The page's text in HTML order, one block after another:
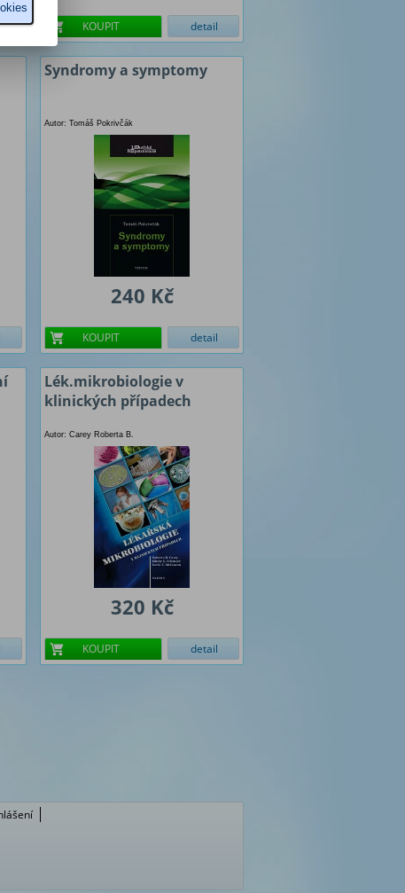
KOUPIT detail
Syndromy a symptomy
Autor: Tomáš Pokrivčák
240 Kč
KOUPIT detail
Lék.mikrobiologie v
klinických případech
Autor: Carey Roberta B.
320 Kč
KOUPIT detail